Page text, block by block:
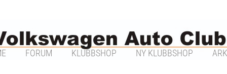
FORUM KLUBBSHOP NY KLUBBSHOP